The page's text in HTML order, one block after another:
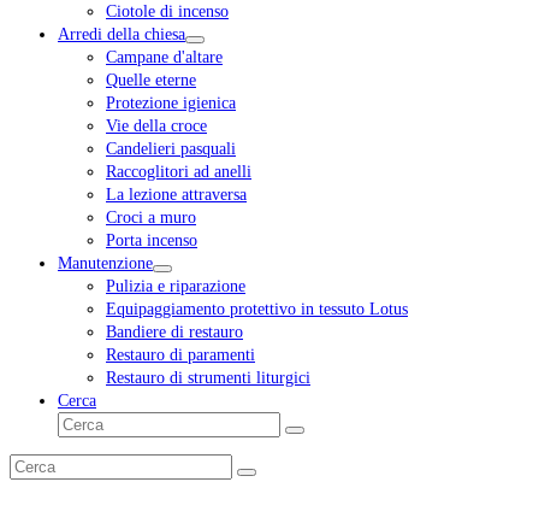
Ciotole di incenso
Arredi della chiesa
Campane d'altare
Quelle eterne
Protezione igienica
Vie della croce
Candelieri pasquali
Raccoglitori ad anelli
La lezione attraversa
Croci a muro
Porta incenso
Manutenzione
Pulizia e riparazione
Equipaggiamento protettivo in tessuto Lotus
Bandiere di restauro
Restauro di paramenti
Restauro di strumenti liturgici
Cerca
Cerca
Invia
Cerca
Invia